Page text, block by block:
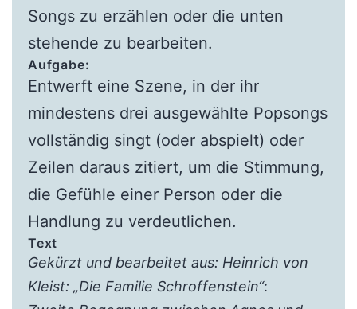
Songs zu erzählen oder die unten
stehende zu bearbeiten.
Aufgabe:
Entwerft eine Szene, in der ihr
mindestens drei ausgewählte Popsongs
vollständig singt (oder abspielt) oder
Zeilen daraus zitiert, um die Stimmung,
die Gefühle einer Person oder die
Handlung zu verdeutlichen.
Text
Gekürzt und bearbeitet aus: Heinrich von
Kleist: „Die Familie Schroffenstein“: